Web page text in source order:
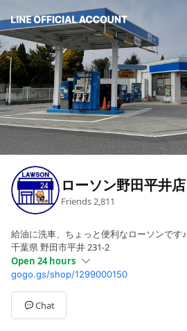
ローソン野田平井店
Friends2,811
給油に洗車、ちょっと便利なローソンです♪
千葉県 野田市平井 231-2
Open 24 hours
MonOpen 24 hours
TueOpen 24 hours
WedOpen 24 hours
ThuOpen 24 hours
gogo.gs/shop/1299000150
Chat